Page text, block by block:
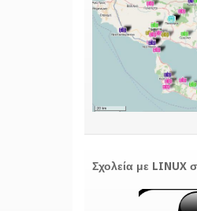
Σχολεία με LINUX